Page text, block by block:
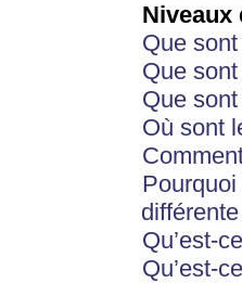
Niveaux
Que
Que
Que
Où sont
Qu’est-
Qu’est-